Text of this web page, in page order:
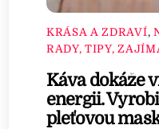
KRÁSA A ZDRAVÍ,
RADY, TIPY,
Káva dokáže
energii.
pleťovou